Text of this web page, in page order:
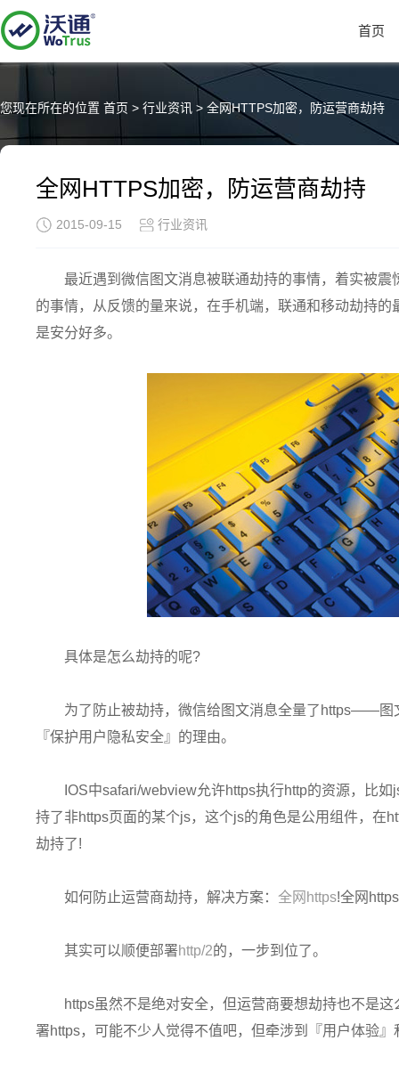
首页
您现在所在的位置 首页 > 行业资讯 > 全网HTTPS加密，防运营商劫持
全网HTTPS加密，防运营商劫持
2015-09-15 行业资讯
最近遇到微信图文消息被联通劫持的事情，着实被
的事情，从反馈的量来说，在手机端，联通和移动劫持
是安分好多。
具体是怎么劫持的呢?
为了防止被劫持，微信给图文消息全量了https——图
『保护用户隐私安全』的理由。
IOS中safari/webview允许https执行http的资源，比
持了非https页面的某个js，这个js的角色是公用组件，在
劫持了!
如何防止运营商劫持，解决方案： 全网https!全网
其实可以顺便部署http/2的，一步到位了。
https虽然不是绝对安全，但运营商要想劫持也不是
署https，可能不少人觉得不值吧，但牵涉到『用户体验